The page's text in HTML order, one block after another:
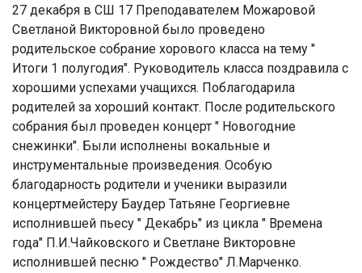
27 декабря в СШ 17 Преподавателем Можаровой
Светланой Викторовной было проведено
родительское собрание хорового класса на тему "
Итоги 1 полугодия". Руководитель класса поздравила с
хорошими успехами учащихся. Поблагодарила
родителей за хороший контакт. После родительского
собрания был проведен концерт " Новогодние
снежинки". Были исполнены вокальные и
инструментальные произведения. Особую
благодарность родители и ученики выразили
концертмейстеру Баудер Татьяне Георгиевне
исполнившей пьесу " Декабрь" из цикла " Времена
года" П.И.Чайковского и Светлане Викторовне
исполнившей песню " Рождество" Л.Марченко.